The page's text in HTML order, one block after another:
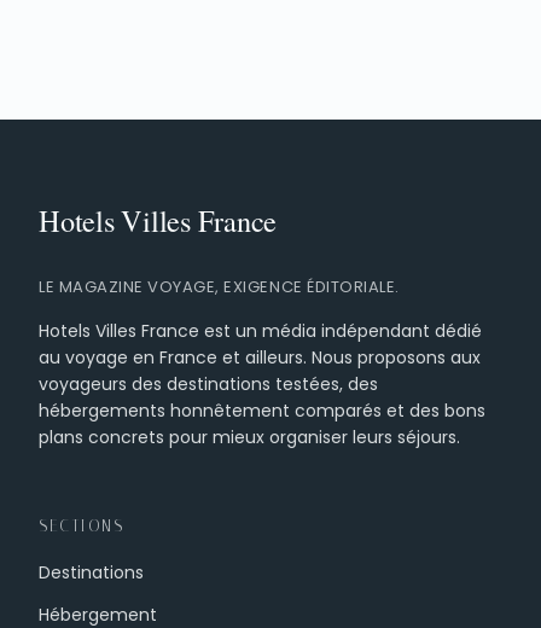
LE MAGAZINE VOYAGE, EXIGENCE ÉDITORIALE.
Hotels Villes France est un média indépendant dédié
au voyage en France et ailleurs. Nous proposons aux
voyageurs des destinations testées, des
hébergements honnêtement comparés et des bons
plans concrets pour mieux organiser leurs séjours.
SECTIONS
Destinations
Hébergement